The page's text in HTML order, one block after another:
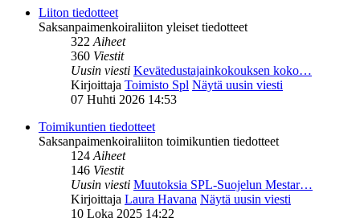
Liiton tiedotteet
Saksanpaimenkoiraliiton yleiset tiedotteet
322Aiheet
360 Viestit
Uusin viesti Kevätedustajainkokouksen koko…
Kirjoittaja Toimisto Spl Näytä uusin viesti
07 Huhti 2026 14:53
Toimikuntien tiedotteet
Saksanpaimenkoiraliiton toimikuntien tiedotteet
124Aiheet
146 Viestit
Uusin viesti Muutoksia SPL-Suojelun Mestar…
Kirjoittaja Laura Havana Näytä uusin viesti
10 Loka 2025 14:22